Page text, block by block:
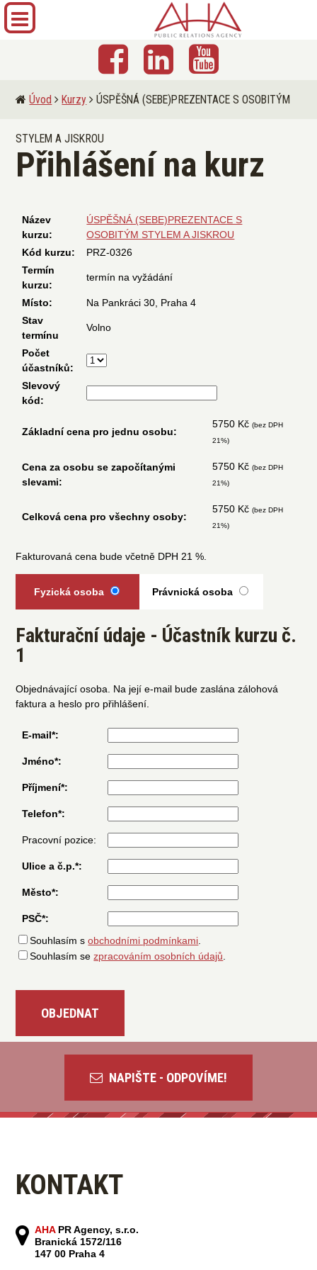
Úvod Kurzy ÚSPĚŠNÁ (SEBE)PREZENTACE S OSOBITÝM
STYLEM A JISKROU
Přihlášení na kurz
Název
kurzu:
ÚSPĚŠNÁ (SEBE)PREZENTACE S
OSOBITÝM STYLEM A JISKROU
Kód kurzu:
PRZ-0326
Termín
kurzu:
termín na vyžádání
Místo:
Na Pankráci 30, Praha 4
Stav
termínu
Volno
Počet
účastníků:
Slevový
kód:
Základní cena pro jednu osobu:
5750 Kč (bez DPH
21%)
Cena za osobu se započítanými
slevami:
5750 Kč (bez DPH
21%)
Celková cena pro všechny osoby:
5750 Kč (bez DPH
21%)
Fakturovaná cena bude včetně DPH 21 %.
Fyzická osoba Právnická osoba
Fakturační údaje - Účastník kurzu č.
1
Objednávající osoba. Na její e-mail bude zaslána zálohová
faktura a heslo pro přihlášení.
E-mail*:
Jméno*:
Příjmení*:
Telefon*:
Pracovní pozice:
Ulice a č.p.*:
Město*:
PSČ*:
Souhlasím sobchodními podmínkami
Souhlasím sezpracováním osobních údajů
NAPIŠTE - ODPOVÍME!
KONTAKT
AHA PR Agency, s.r.o.
Branická 1572/116
147 00 Praha 4